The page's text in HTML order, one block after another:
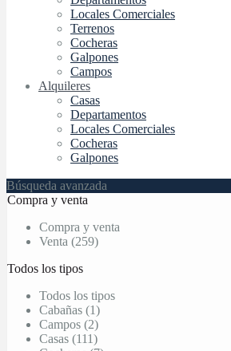
Locales Comerciales
Terrenos
Cocheras
Galpones
Campos
Alquileres
Casas
Departamentos
Locales Comerciales
Cocheras
Galpones
Búsqueda avanzada
Compra y venta
Compra y venta
Venta (259)
Todos los tipos
Todos los tipos
Cabañas (1)
Campos (2)
Casas (111)